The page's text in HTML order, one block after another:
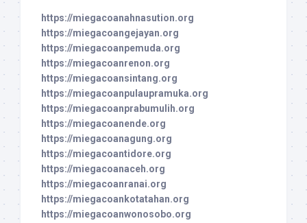
https://miegacoanahnasution.org
https://miegacoangejayan.org
https://miegacoanpemuda.org
https://miegacoanrenon.org
https://miegacoansintang.org
https://miegacoanpulaupramuka.org
https://miegacoanprabumulih.org
https://miegacoanende.org
https://miegacoanagung.org
https://miegacoantidore.org
https://miegacoanaceh.org
https://miegacoanranai.org
https://miegacoankotatahan.org
https://miegacoanwonosobo.org